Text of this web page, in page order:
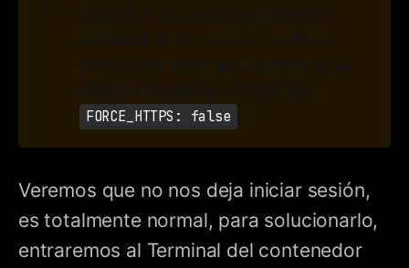
👉
Si se va a acceder directamente
mediante IP local y no con Proxy
Inverso, se tiene que cambiar en el
Stack la siguiente variable por
FORCE_HTTPS: false .
Veremos que no nos deja iniciar sesión,
es totalmente normal, para solucionarlo,
entraremos al Terminal del contenedor